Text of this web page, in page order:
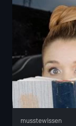
musstewissen